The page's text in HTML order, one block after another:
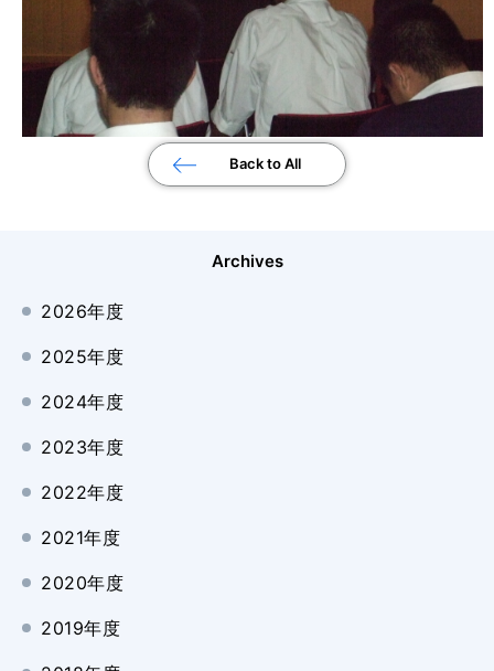
Back to All
Archives
2026年度
2025年度
2024年度
2023年度
2022年度
2021年度
2020年度
2019年度